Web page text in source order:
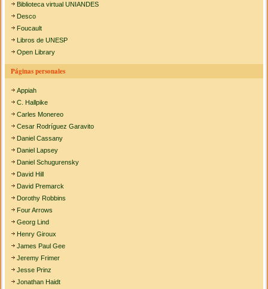
Biblioteca virtual UNIANDES
Desco
Foucault
Libros de UNESP
Open Library
Páginas personales
Appiah
C. Hallpike
Carles Monereo
Cesar Rodríguez Garavito
Daniel Cassany
Daniel Lapsey
Daniel Schugurensky
David Hill
David Premarck
Dorothy Robbins
Four Arrows
Georg Lind
Henry Giroux
James Paul Gee
Jeremy Frimer
Jesse Prinz
Jonathan Haidt